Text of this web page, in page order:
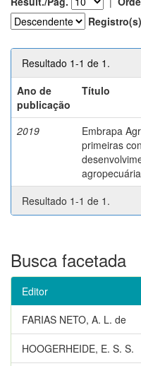
Registro(s)
Resultado 1-1 de 1.
Ano de
publicação
Título
2019
Embrapa
primeiras
Resultado 1-1 de 1.
Busca facetada
Editor
FARIAS NETO, A. L. de
HOOGERHEIDE, E. S. S.